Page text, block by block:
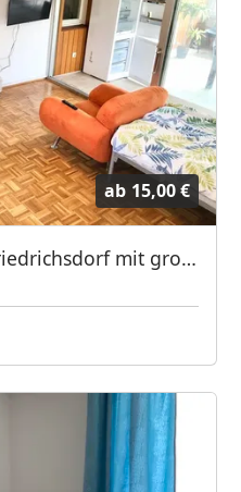
ab 15,00 €
3-Zimmer Wohnung Friedrichsdorf mit großem Balkon TV's